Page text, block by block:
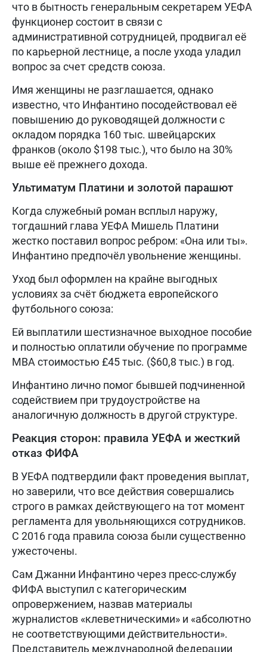
что в бытность генеральным секретарем УЕФА
функционер состоит в связи с
административной сотрудницей, продвигал её
по карьерной лестнице, а после ухода уладил
вопрос за счет средств союза.
Имя женщины не разглашается, однако
известно, что Инфантино посодействовал её
повышению до руководящей должности с
окладом порядка 160 тыс. швейцарских
франков (около $198 тыс.), что было на 30%
выше её прежнего дохода.
Ультиматум Платини и золотой парашют
Когда служебный роман всплыл наружу,
тогдашний глава УЕФА Мишель Платини
жестко поставил вопрос ребром: «Она или ты».
Инфантино предпочёл увольнение женщины.
Уход был оформлен на крайне выгодных
условиях за счёт бюджета европейского
футбольного союза:
Ей выплатили шестизначное выходное пособие
и полностью оплатили обучение по программе
MBA стоимостью £45 тыс. ($60,8 тыс.) в год.
Инфантино лично помог бывшей подчиненной
содействием при трудоустройстве на
аналогичную должность в другой структуре.
Реакция сторон: правила УЕФА и жесткий
отказ ФИФА
В УЕФА подтвердили факт проведения выплат,
но заверили, что все действия совершались
строго в рамках действующего на тот момент
регламента для увольняющихся сотрудников.
С 2016 года правила союза были существенно
ужесточены.
Сам Джанни Инфантино через пресс-службу
ФИФА выступил с категорическим
опровержением, назвав материалы
журналистов «клеветническими» и «абсолютно
не соответствующими действительности».
Представитель международной федерации